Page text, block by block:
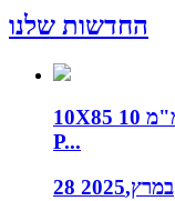
החדשות שלנו
10X85 מ"מ 10X65 מ"מ גודל 1500VDC נתיך שמש
P...
28 במרץ,2025